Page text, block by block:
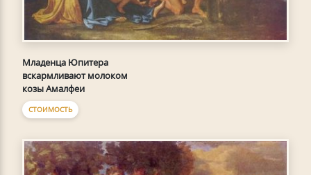
Младенца Юпитера
вскармливают молоком
козы Амалфеи
СТОИМОСТЬ